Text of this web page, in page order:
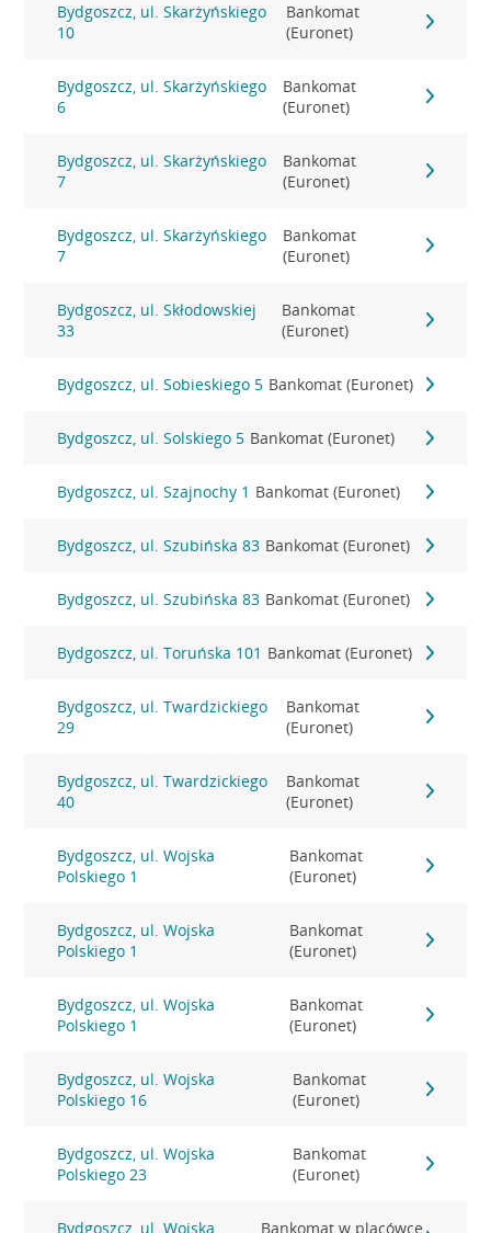
Bydgoszcz, ul. Skarżyńskiego
10
Bankomat
(Euronet)
Bydgoszcz, ul. Skarżyńskiego
6
Bankomat
(Euronet)
Bydgoszcz, ul. Skarżyńskiego
7
Bankomat
(Euronet)
Bydgoszcz, ul. Skarżyńskiego
7
Bankomat
(Euronet)
Bydgoszcz, ul. Skłodowskiej
33
Bankomat
(Euronet)
Bydgoszcz, ul. Sobieskiego 5 Bankomat (Euronet)
Bydgoszcz, ul. Solskiego 5 Bankomat (Euronet)
Bydgoszcz, ul. Szajnochy 1 Bankomat (Euronet)
Bydgoszcz, ul. Szubińska 83 Bankomat (Euronet)
Bydgoszcz, ul. Szubińska 83 Bankomat (Euronet)
Bydgoszcz, ul. Toruńska 101 Bankomat (Euronet)
Bydgoszcz, ul. Twardzickiego
29
Bankomat
(Euronet)
Bydgoszcz, ul. Twardzickiego
40
Bankomat
(Euronet)
Bydgoszcz, ul. Wojska
Polskiego 1
Bankomat
(Euronet)
Bydgoszcz, ul. Wojska
Polskiego 1
Bankomat
(Euronet)
Bydgoszcz, ul. Wojska
Polskiego 1
Bankomat
(Euronet)
Bydgoszcz, ul. Wojska
Polskiego 16
Bankomat
(Euronet)
Bydgoszcz, ul. Wojska
Polskiego 23
Bankomat
(Euronet)
Bydgoszcz, ul. Wojska Bankomat w placówce